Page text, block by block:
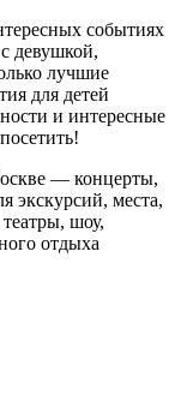
событиях
девушкой,
лучшие
для детей
и интересные
— концерты,
экскурсий, места,
шоу,
отдыха